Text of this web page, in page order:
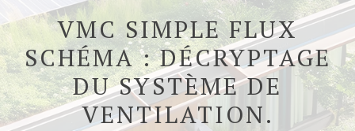
VMC SIMPLE FLUX
SCHÉMA : DÉCRYPTAGE
DU SYSTÈME DE
VENTILATION.